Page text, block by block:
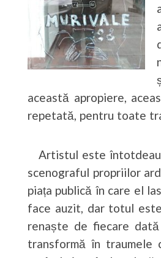
această apropiere,
repetată, pentru toate
Artistul este
scenograful propriilor
piața publică în care el
face auzit, dar totul
renaște de fiecare
transformă în traumele